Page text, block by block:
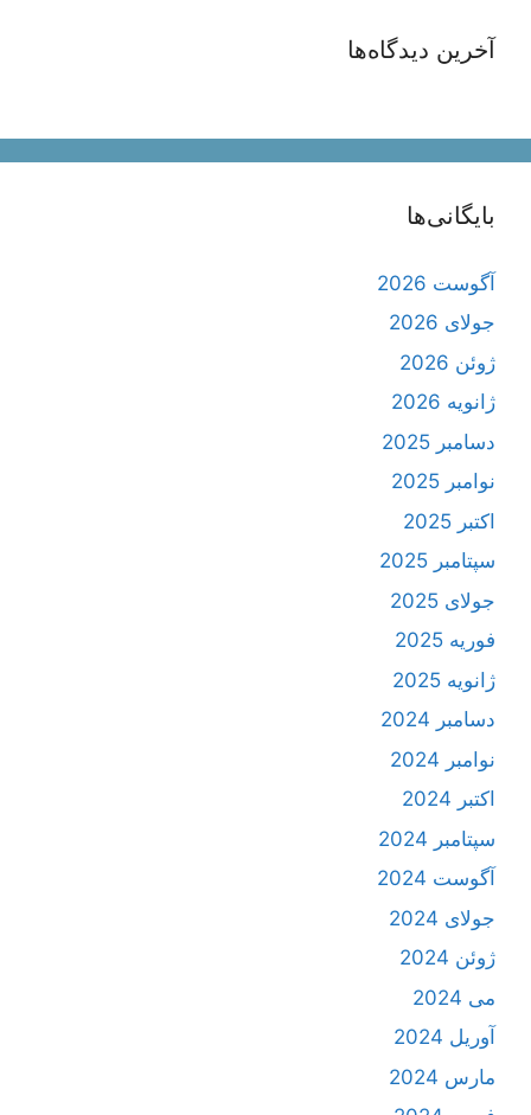
آخرین دیدگاه‌ها
بایگانی‌ها
آگوست 2026
جولای 2026
ژوئن 2026
ژانویه 2026
دسامبر 2025
نوامبر 2025
اکتبر 2025
سپتامبر 2025
جولای 2025
فوریه 2025
ژانویه 2025
دسامبر 2024
نوامبر 2024
اکتبر 2024
سپتامبر 2024
آگوست 2024
جولای 2024
ژوئن 2024
می 2024
آوریل 2024
مارس 2024